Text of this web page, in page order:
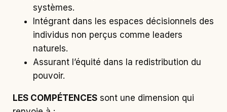
systèmes.
Intégrant dans les espaces décisionnels des
individus non perçus comme leaders
naturels.
Assurant l’équité dans la redistribution du
pouvoir.
LES COMPÉTENCES sont une dimension qui